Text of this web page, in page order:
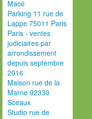
Macé
Parking 11 rue de
Lappe 75011 Paris
Paris - ventes
judiciaires par
arrondissement
depuis septembre
2016
Maison rue de la
Marne 92330
Sceaux
Studio rue de